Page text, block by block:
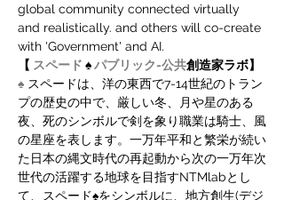
global community connected virtually
and realistically. and others will co-create
with 'Government' and AI.
【 スペード ♠ パブリック-公共創造家ラボ】
♠ スペードは、洋の東西で7-14世紀のトラン
プの歴史の中で、厳しい冬、月や星のある
夜、死のシンボルで剣を象り職業は騎士、風
の星座を表します。一万年平和と繁栄が続い
た日本の縄文時代の再起動から次の一万年次
世代の活躍する地球を目指すNTMlabとし
て、スペード♠をシンボルに、地方創生(デジ